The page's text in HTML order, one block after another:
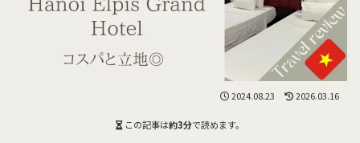
2024.08.23 2026.03.16
この記事は約3分で読めます。